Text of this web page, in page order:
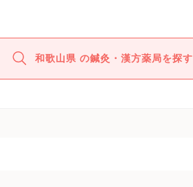
和歌山県 の鍼灸・漢方薬局を探す